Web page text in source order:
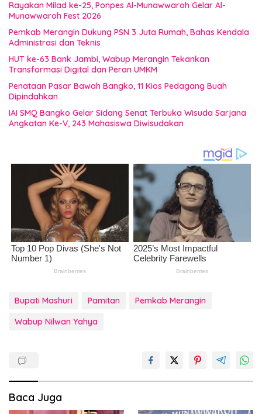
Rayakan Milad ke-25, Ponpes Al-Munawwaroh Gelar Al-
Munawwaroh Fest 2026
Pemkab Merangin Dukung PSN 3 Juta Rumah, Bahas Kendala
Administrasi dan Teknis
HUT ke-63 Bank Jambi, Wabup Merangin Tekankan
Transformasi Digital dan Peran UMKM
Penataan Pasar Bawah Bangko, 11 Kios Pedagang Buah
Dipindahkan
IAI SMQ Bangko Gelar Sidang Senat Terbuka Wisuda Sarjana
Angkatan Ke-V, 243 Mahasiswa Diwisudakan
Bupati Mashuri Pamitan
Pemkab Merangin
Wabup Nilwan Yahya
Baca Juga